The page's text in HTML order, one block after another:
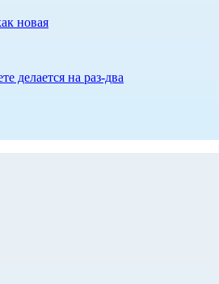
новая
делается на раз-два